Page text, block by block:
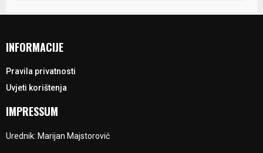
INFORMACIJE
Pravila privatnosti
Uvjeti korištenja
IMPRESSUM
Urednik: Marijan Majstorović